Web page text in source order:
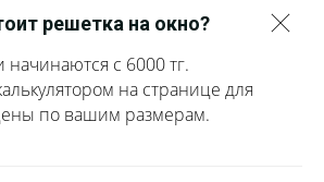
решетка на окно?
с 6000 тг.
на странице для
по вашим размерам.